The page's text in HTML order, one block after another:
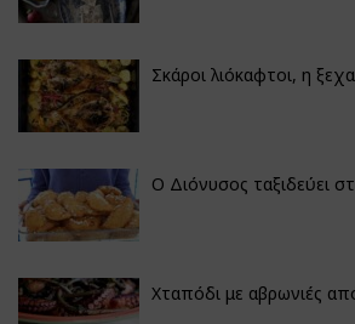
Σκάροι λιόκαφτοι, η
Ο Διόνυσος ταξιδεύει
Χταπόδι με αβρωνιές